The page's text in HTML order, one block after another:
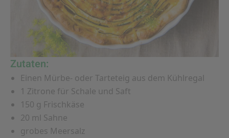
Zutaten:
Einen Mürbe- oder Tarteteig aus dem Kühlregal
1 Zitrone für Schale und Saft
150 g Frischkäse
20 ml Sahne
grobes Meersalz